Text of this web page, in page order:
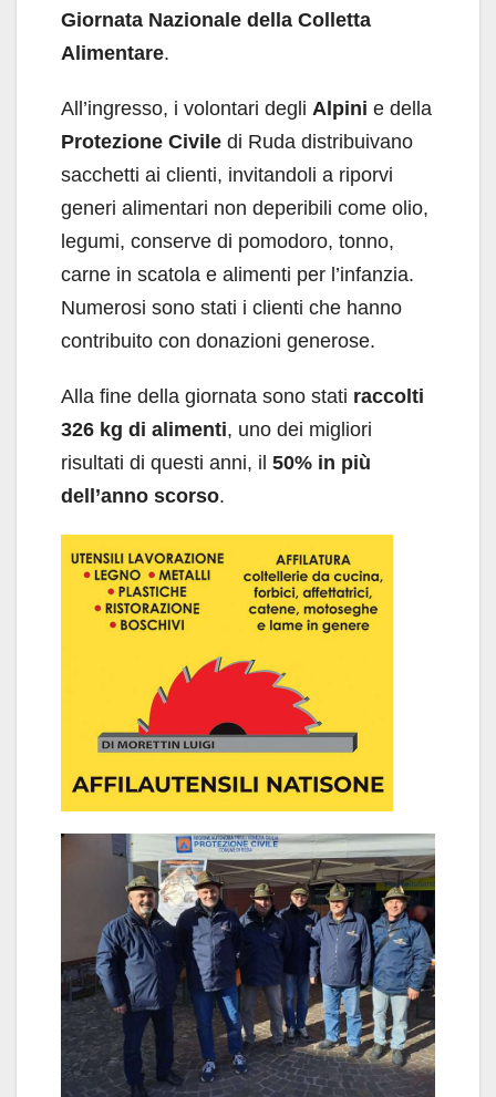
Giornata Nazionale della Colletta
Alimentare.
All’ingresso, i volontari degli Alpini e della
Protezione Civile di Ruda distribuivano
sacchetti ai clienti, invitandoli a riporvi
generi alimentari non deperibili come olio,
legumi, conserve di pomodoro, tonno,
carne in scatola e alimenti per l’infanzia.
Numerosi sono stati i clienti che hanno
contribuito con donazioni generose.
Alla fine della giornata sono stati raccolti
326 kg di alimenti, uno dei migliori
risultati di questi anni, il 50% in più
dell’anno scorso.